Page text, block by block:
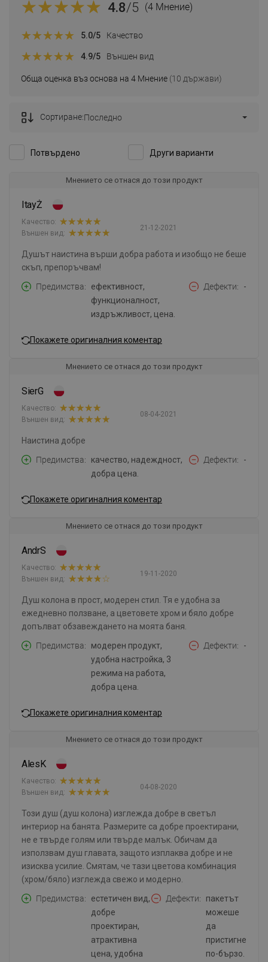
4.8/5 (4 Мнение)
Обща оценка въз основа на 4 Мнение (10 държави)
5.0/5 Качество
4.9/5 Външен вид
Потвърдено Други варианти
Сортиране:Последно
Мнението се отнася до този продукт
ItayŻ
21-12-2021
Качество:
Външен вид:
Душът наистина върши добра работа и изобщо не беше
скъп, препоръчвам!
Предимства
ефективност,
функционалност,
издръжливост, цена.
Дефекти -
Покажете оригиналния коментар
Мнението се отнася до този продукт
SierG
08-04-2021
Качество:
Външен вид:
Наистина добре
Предимства
качество, надеждност,
добра цена.
Дефекти -
Покажете оригиналния коментар
Мнението се отнася до този продукт
AndrS
19-11-2020
Качество:
Външен вид:
Душ колона в прост, модерен стил. Тя е удобна за
ежедневно ползване, а цветовете хром и бяло добре
допълват обзавеждането на моята баня.
Предимства
модерен продукт,
удобна настройка, 3
режима на работа,
добра цена.
Дефекти -
Покажете оригиналния коментар
Мнението се отнася до този продукт
AlesK
04-08-2020
Качество:
Външен вид:
Този душ (душ колона) изглежда добре в светъл
интериор на банята. Размерите са добре проектирани,
не е твърде голям или твърде малък. Обичам да
използвам душ главата, защото изплаква добре и не
изисква усилие. Смятам, че тази цветова комбинация
(хром/бяло) изглежда свежо и модерно.
Предимства
естетичен вид,
добре
проектиран,
атрактивна
цена, удобна
Дефекти
пакетът
можеше
да
пристигне
по-бързо.